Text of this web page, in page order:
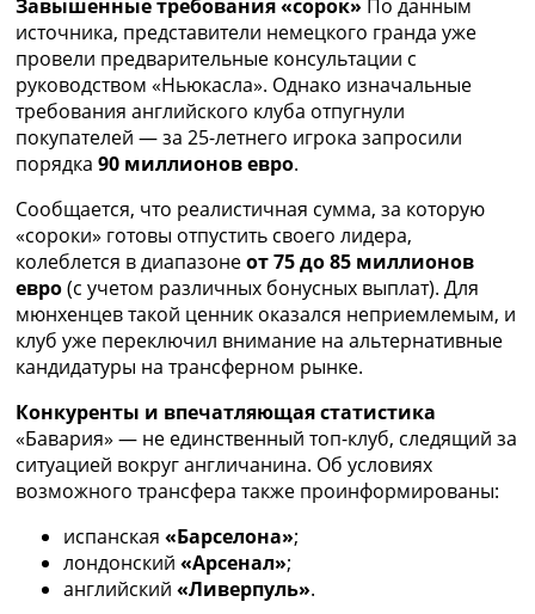
Чемпионат Мира
Украина. Премьер-Лига
Украина. Первая Лига
Лига Чемпионов
Англия. Премьер Лига
Испания. Ла Лига
Другие Турниры >>>
Таблицы групп Чемпионата Мира
Украина. Премьер-Лига
Украина. Первая Лига
Лига Чемпионов. Таблицы групп
Англия. Премьер-Лига
Испания. Ла Лига
Все таблицы >>>
Рейтинги
Рейтинг стран УЕФА
Рейтинг клубов УЕФА
Рейтинг ФИФА
ТВ программа
Завышенные требования «сорок» По данным
источника, представители немецкого гранда уже
провели предварительные консультации с
руководством «Ньюкасла». Однако изначальные
требования английского клуба отпугнули
покупателей — за 25-летнего игрока запросили
порядка 90 миллионов евро.
Сообщается, что реалистичная сумма, за которую
«сороки» готовы отпустить своего лидера,
колеблется в диапазонеот 75 до 85 миллионов
евро(с учетом различных бонусных выплат). Для
мюнхенцев такой ценник оказался неприемлемым, и
клуб уже переключил внимание на альтернативные
кандидатуры на трансферном рынке.
Конкуренты и впечатляющая статистика
«Бавария» — не единственный топ-клуб, следящий за
ситуацией вокруг англичанина. Об условиях
возможного трансфера также проинформированы:
испанская «Барселона»;
лондонский «Арсенал»;
английский «Ливерпуль».